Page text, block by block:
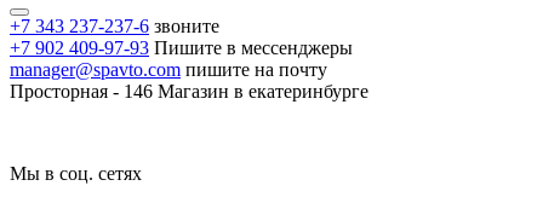
+7 343 237-237-6 звоните
+7 902 409-97-93 Пишите в мессенджеры
manager@spavto.com пишите на почту
Просторная - 146 Магазин в екатеринбурге
Мы в соц. сетях